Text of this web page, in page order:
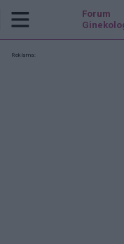
Forum
Reklama: